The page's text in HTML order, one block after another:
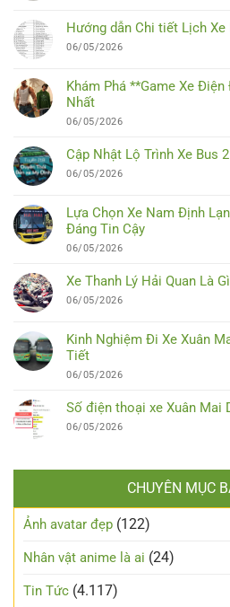
Hướng dẫn Chi tiết Lịch
06/05/2026
Khám Phá **Game Xe
Nhất
06/05/2026
Cập Nhật Lộ Trình Xe Bus
06/05/2026
Lựa Chọn Xe Nam Định
Đáng Tin Cậy
06/05/2026
Xe Thanh Lý Hải Quan Là
06/05/2026
Kinh Nghiệm Đi Xe Xuân
Tiết
06/05/2026
Số điện thoại xe Xuân Mai
06/05/2026
CHUYÊN MỤC
Ảnh avatar đẹp (122)
Nhân vật anime là ai (24)
Tin Tức (4.117)